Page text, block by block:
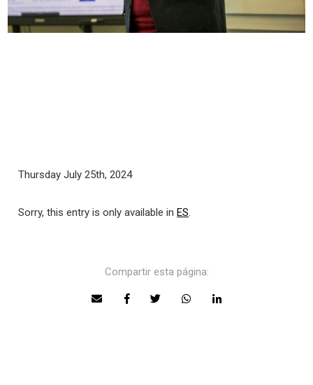
Thursday July 25th, 2024
Sorry, this entry is only available inES.
Compartir esta página: